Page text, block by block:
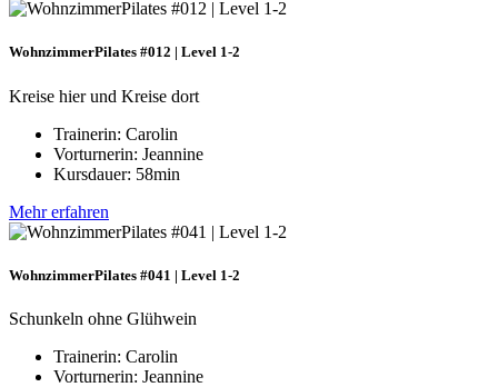
WohnzimmerPilates #012 | Level 1-2
Kreise hier und Kreise dort
Trainerin: Carolin
Vorturnerin: Jeannine
Kursdauer: 58min
Mehr erfahren
WohnzimmerPilates #041 | Level 1-2
Schunkeln ohne Glühwein
Trainerin: Carolin
Vorturnerin: Jeannine